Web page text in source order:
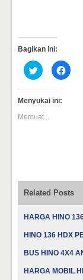
Bagikan ini:
Klik
untuk
berbagi
pada
di
yang
Klik
untuk
Menyukai ini:
Memuat...
Related Posts
HARGA HINO
HINO 136 HDX
BUS HINO 4X4
HARGA MOBIL